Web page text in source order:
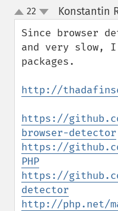
up
down
22 Konstantin
Since browser
and very slow, I
packages.
http://
https://
browser-detector
https://
PHP
https://
detector
http://php.net/